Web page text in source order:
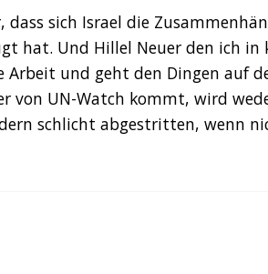
sich Israel die
hat. Und Hillel Neuer den ich
Arbeit und geht den Dingen auf
von UN-Watch kommt, wird
schlicht abgestritten, wenn